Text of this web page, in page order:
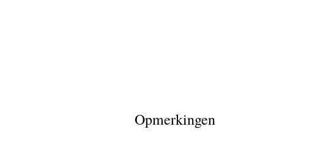
Opmerkingen